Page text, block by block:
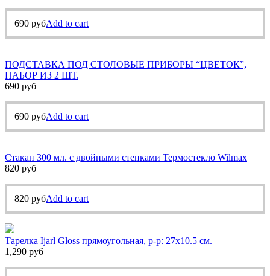
690 рубAdd to cart
ПОДСТАВКА ПОД СТОЛОВЫЕ ПРИБОРЫ “ЦВЕТОК”,
НАБОР ИЗ 2 ШТ.
690 руб
690 рубAdd to cart
Стакан 300 мл. с двойными стенками Термостекло Wilmax
820 руб
820 рубAdd to cart
Тарелка Ijarl Gloss прямоугольная, р-р: 27х10.5 см.
1,290 руб